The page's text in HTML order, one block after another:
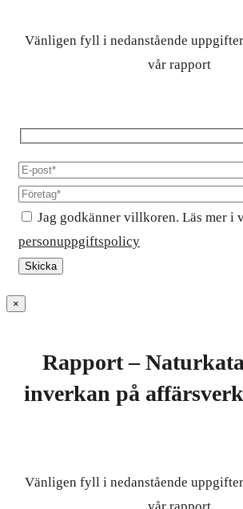
Vänligen fyll i nedanstående
vår rapport
Jag godkänner villkoren. Läs mer i
personuppgiftspolicy
×
Rapport –
inverkan på
Vänligen fyll i nedanstående
vår rapport